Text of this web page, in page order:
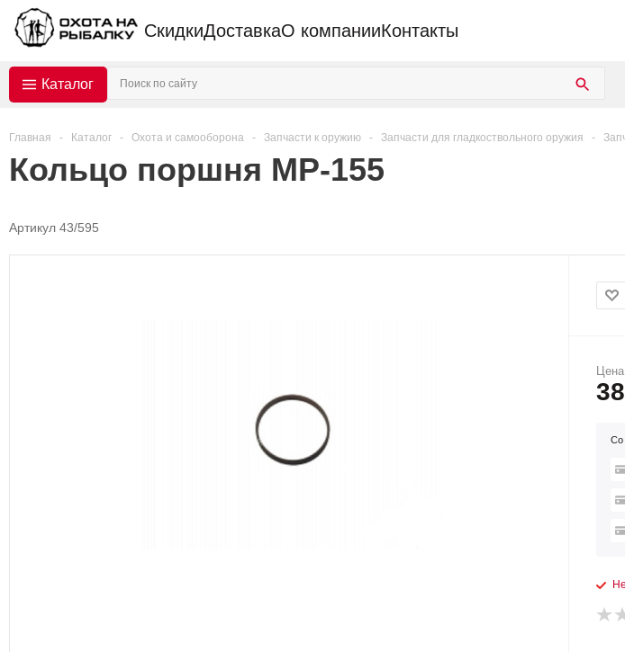
СкидкиДоставкаО компанииКонтакты
Каталог
Главная - Каталог - Охота и самооборона - Запчасти к оружию - Запчасти для гладкоствольного оружия -
Кольцо поршня МР-155
Артикул 43/595
Цена
Со